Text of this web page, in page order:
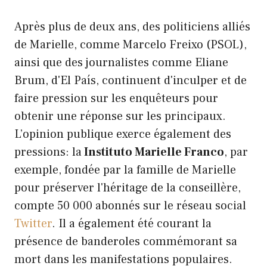
Après plus de deux ans, des politiciens alliés
de Marielle, comme Marcelo Freixo (PSOL),
ainsi que des journalistes comme Eliane
Brum, d'El País, continuent d'inculper et de
faire pression sur les enquêteurs pour
obtenir une réponse sur les principaux.
L’opinion publique exerce également des
pressions: laInstituto Marielle Franco, par
exemple, fondée par la famille de Marielle
pour préserver l'héritage de la conseillère,
compte 50 000 abonnés sur le réseau social
Twitter. Il a également été courant la
présence de banderoles commémorant sa
mort dans les manifestations populaires.